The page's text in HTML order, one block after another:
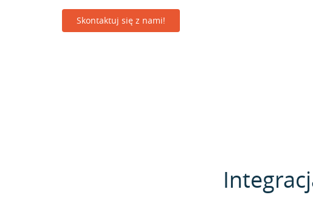
Skontaktuj się z nami!